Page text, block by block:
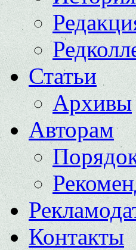
Статьи
Архивы
Авторам
Контакты